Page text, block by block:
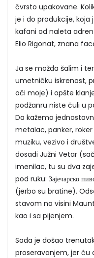
čvrsto upakovane.
je i do produkcije, koja
kafani od naleta
Elio Rigonat, znana
Ja se možda šalim i
umetničku iskrenost,
oči moje) i opšte
podžanru niste čuli u
Da kažemo
metalac, panker,
muziku, vezivo i
dosadi Južni Vetar
imenilac, tu su dva
pod ruku: Зајечарско
(jerbo su bratine).
stavom na visini
kao i sa pijenjem.
Sada je došao
proseravanjem, jer ću